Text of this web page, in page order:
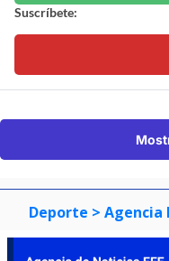
Suscríbete:
Deporte > Agencia